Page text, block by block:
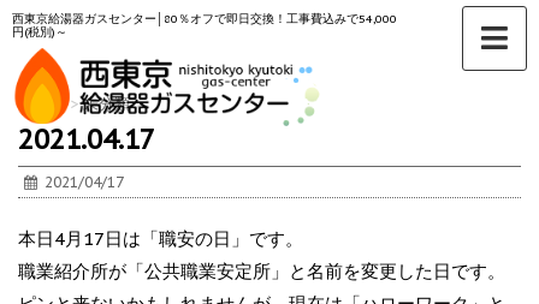
西東京給湯器ガスセンター│80％オフで即日交換！工事費込みで54,000
円(税別)～
ホーム >未分類 >
2021.04.17
2021/04/17
本日4月17日は「職安の日」です。
職業紹介所が「公共職業安定所」と名前を変更した日です。